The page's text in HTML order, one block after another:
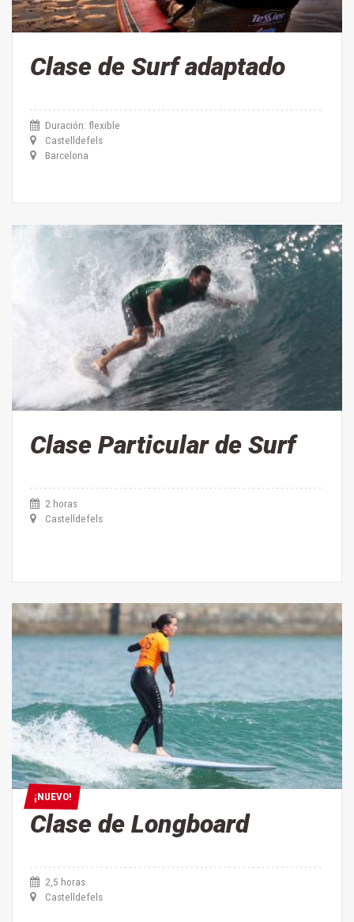
Clase de Surf adaptado
Duración: flexible
Castelldefels
Barcelona
Clase Particular de Surf
2 horas
Castelldefels
¡NUEVO!
¡NUEVO!
Clase de Longboard
2,5 horas
Castelldefels